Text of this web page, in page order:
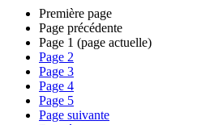
Première page
Page précédente
Page 1 (page actuelle)
Page 2
Page 3
Page 4
Page 5
Page suivante